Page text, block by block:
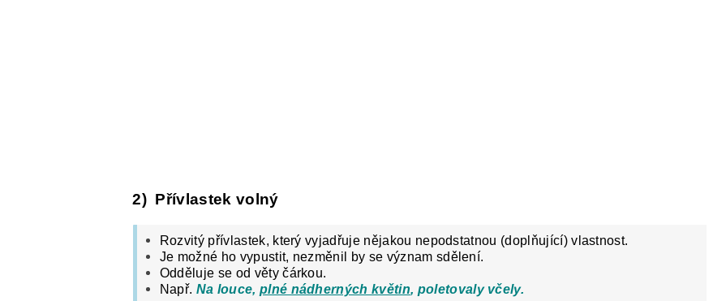
2) Přívlastek volný
Rozvitý přívlastek, který vyjadřuje nějakou nepodstatnou (doplňující) vlastnost.
Je možné ho vypustit, nezměnil by se význam sdělení.
Odděluje se od věty čárkou.
Např. Na louce, plné nádherných květin, poletovaly včely.